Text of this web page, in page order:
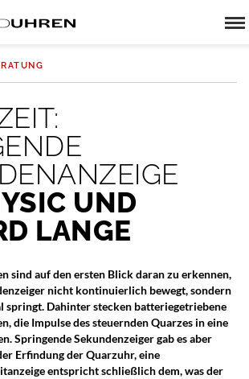
UND
LANGE
sind auf den ersten Blick daran zu erkennen,
nicht kontinuierlich bewegt, sondern
springt. Dahinter stecken batteriegetriebene
die Impulse des steuernden Quarzes in eine
Springende Sekundenzeiger gab es aber
Erfindung der Quarzuhr, eine
entspricht schließlich dem, was der